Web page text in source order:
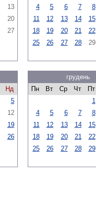
13
20
27
4
5 6 7 8
11
12 13 14 15
18
19 20 21 22
25
26 27 28 29
Нд
5
12
19
26
грудень
Пн
Вт Ср Чт Пт
1
4
5 6 7 8
11
12 13 14 15
18
19 20 21 22
25
26 27 28 29